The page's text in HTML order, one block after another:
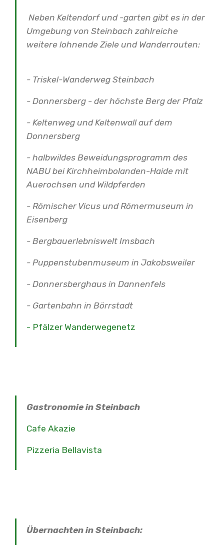
Neben Keltendorf und -garten gibt es in der
Umgebung von Steinbach zahlreiche
weitere lohnende Ziele und Wanderrouten:
- Triskel-Wanderweg Steinbach
- Donnersberg - der höchste Berg der Pfalz
- Keltenweg und Keltenwall auf dem
Donnersberg
- halbwildes Beweidungsprogramm des
NABU bei Kirchheimbolanden-Haide mit
Auerochsen und Wildpferden
- Römischer Vicus und Römermuseum in
Eisenberg
- Bergbauerlebniswelt Imsbach
- Puppenstubenmuseum in Jakobsweiler
- Donnersberghaus in Dannenfels
- Gartenbahn in Börrstadt
- Pfälzer Wanderwegenetz
Gastronomie in Steinbach
Cafe Akazie
Pizzeria Bellavista
Übernachten in Steinbach: